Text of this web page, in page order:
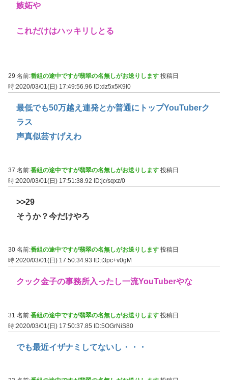
嫉妬や
これだけはハッキリしとる
29 名前:番組の途中ですが翡翠の名無しがお送りします 投稿日
時:2020/03/01(日) 17:49:56.96
ID:dz5x5K9l0
最低でも50万越え連発とか普通にトップYouTuberク
ラス
声真似芸すげえわ
37 名前:番組の途中ですが翡翠の名無しがお送りします 投稿日
時:2020/03/01(日) 17:51:38.92 ID:jc/sqxz/0
>>29
そうか？今だけやろ
30 名前:番組の途中ですが翡翠の名無しがお送りします 投稿日
時:2020/03/01(日) 17:50:34.93
ID:t3pc+v0gM
クック金子の事務所入ったし一流YouTuberやな
31 名前:番組の途中ですが翡翠の名無しがお送りします 投稿日
時:2020/03/01(日) 17:50:37.85 ID:5OGrNiS80
でも最近イザナミしてないし・・・